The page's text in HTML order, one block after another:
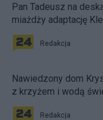
Pan Tadeusz na
miażdży adaptację
Redakcja
Nawiedzony dom
z krzyżem i wodą
Redakcja